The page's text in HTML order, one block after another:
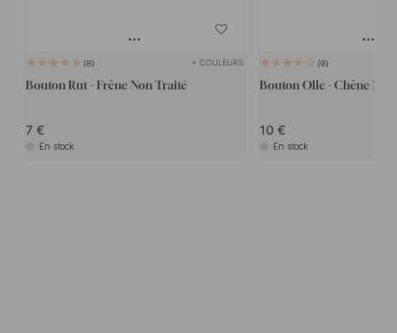
8 + COULEURS
Bouton Rut - Frêne Non Traité
7
En stock
9
Bouton Olle - Chêne
10
En stock